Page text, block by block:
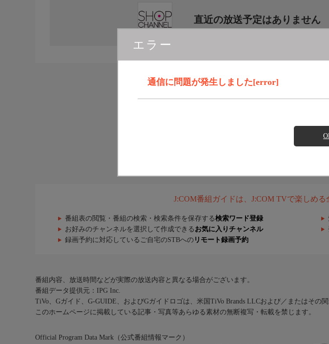
エラー
通信に問題が発生しました[error]
直近の放送予定はありません
J:COM番組ガイドは、J:COM TVで楽しめ
番組表の閲覧・番組の検索・検索条件を保存する検索ワード登録
お好みのチャンネルを選択して作成できる お気に入りチャンネル
録画予約に対応しているご自宅のSTBへの リモート録画予約
番組内容、放送時間などが実際の放送内容と異なる場合がございます。
番組データ提供元：IPG Inc.
TiVo、Gガイド、G-GUIDE、およびGガイドロゴは、米国TiVo Brands LLCおよび／またはその
このホームページに掲載している記事・写真等あらゆる素材の無断複写・転載を禁じます。
Official Program Data Mark（公式番組情報マーク）